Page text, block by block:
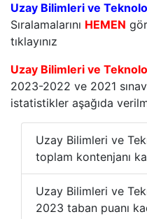
Uzay Bilimleri ve
Sıralamalarını HEMEN
tıklayınız
Uzay Bilimleri ve
2023-2022 ve 2021
istatistikler aşağıda
Uzay Bilimleri ve
toplam kontenjanı
Uzay Bilimleri ve
2023 taban puanı